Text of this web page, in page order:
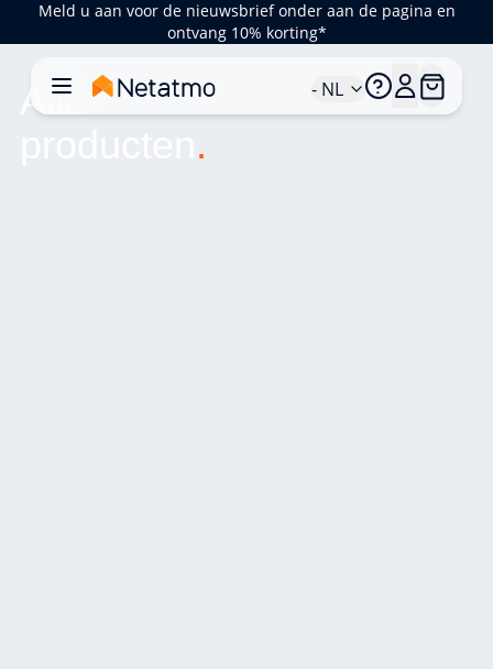
Meld u aan voor de nieuwsbrief onder aan de pagina en
ontvang 10% korting*
- NL
Alle
.